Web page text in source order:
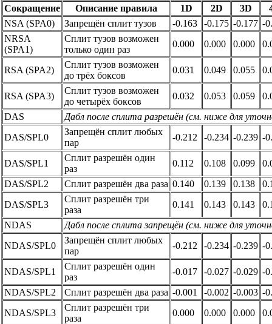
Сокращение
Описание правила 1D 2D 3D
NSA (SPA0)
Запрещён сплит тузов -0.163 -0.175 -0.177 -
NRSA
(SPA1)
Сплит тузов возможен
только один раз
0.000 0.000 0.000
RSA (SPA2)
Сплит тузов возможен
до трёх боксов
0.031 0.049 0.055
RSA (SPA3)
Сплит тузов возможен
до четырёх боксов
0.032 0.053 0.059
DAS
Дабл после сплита разрешён (см. ниже для
DAS/SPL0
Запрещён сплит любых
пар
-0.212 -0.234 -0.239 -
DAS/SPL1
Сплит разрешён один
раз
0.112 0.108 0.099
DAS/SPL2
Сплит разрешён два раза 0.140 0.139 0.138
DAS/SPL3
Сплит разрешён три
раза
0.141 0.143 0.143
NDAS
Дабл после сплита запрещён (см. ниже для
NDAS/SPL0
Запрещён сплит любых
пар
-0.212 -0.234 -0.239 -
NDAS/SPL1
Сплит разрешён один
раз
-0.017 -0.027 -0.029 -
NDAS/SPL2
Сплит разрешён два раза -0.001 -0.002 -0.003 -
NDAS/SPL3
Сплит разрешён три
раза
0.000 0.000 0.000